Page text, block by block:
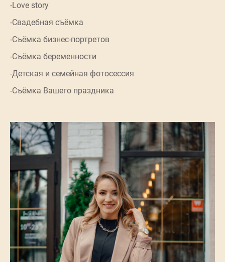
-Love story
-Свадебная съёмка
-Съёмка бизнес-портретов
-Съёмка беременности
-Детская и семейная фотосессия
-Съёмка Вашего праздника